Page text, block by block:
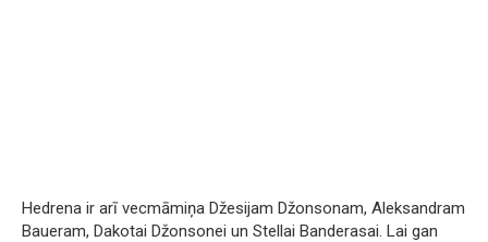
Hedrena ir arī vecmāmiņa Džesijam Džonsonam, Aleksandram
Baueram, Dakotai Džonsonei un Stellai Banderasai. Lai gan